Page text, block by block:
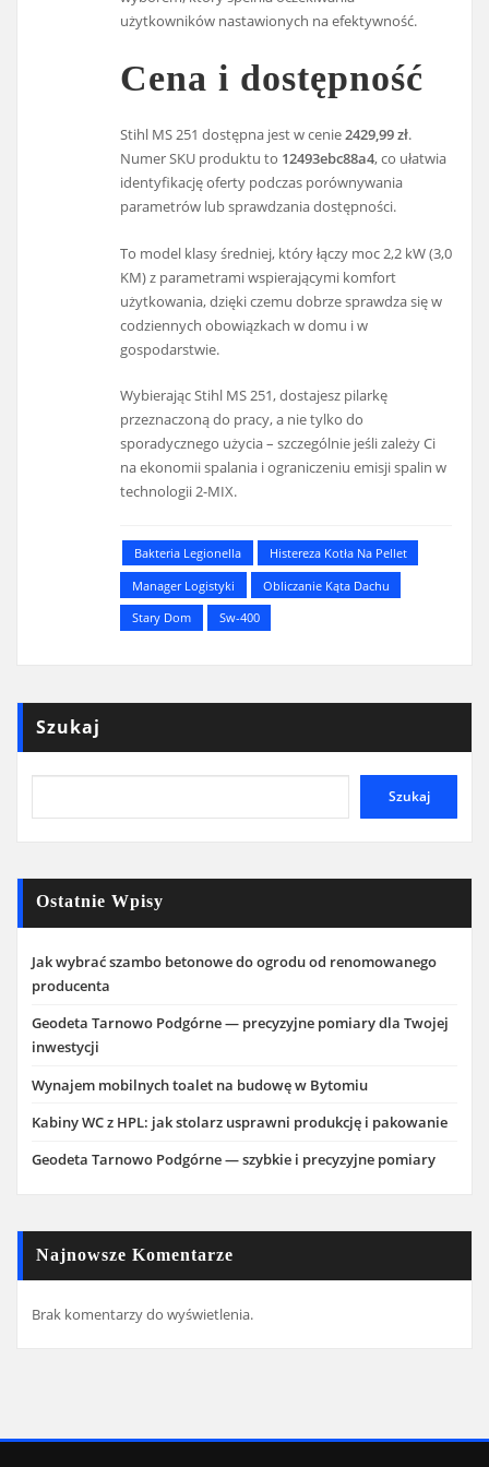
użytkowników nastawionych na efektywność.
Cena i dostępność
Stihl MS 251 dostępna jest w cenie2429,99 zł.
Numer SKU produktu to 12493ebc88a4, co ułatwia
identyfikację oferty podczas porównywania
parametrów lub sprawdzania dostępności.
To model klasy średniej, który łączy moc 2,2 kW (3,0
KM) z parametrami wspierającymi komfort
użytkowania, dzięki czemu dobrze sprawdza się w
codziennych obowiązkach w domu i w
gospodarstwie.
Wybierając Stihl MS 251, dostajesz pilarkę
przeznaczoną do pracy, a nie tylko do
sporadycznego użycia – szczególnie jeśli zależy Ci
na ekonomii spalania i ograniczeniu emisji spalin w
technologii 2-MIX.
Bakteria Legionella
Histereza Kotła Na Pellet
Manager Logistyki
Obliczanie Kąta Dachu
Stary Dom
Sw-400
Szukaj
Szukaj
Ostatnie Wpisy
Jak wybrać szambo betonowe do ogrodu od renomowanego
producenta
Geodeta Tarnowo Podgórne — precyzyjne pomiary dla Twojej
inwestycji
Wynajem mobilnych toalet na budowę w Bytomiu
Kabiny WC z HPL: jak stolarz usprawni produkcję i pakowanie
Geodeta Tarnowo Podgórne — szybkie i precyzyjne pomiary
Najnowsze Komentarze
Brak komentarzy do wyświetlenia.